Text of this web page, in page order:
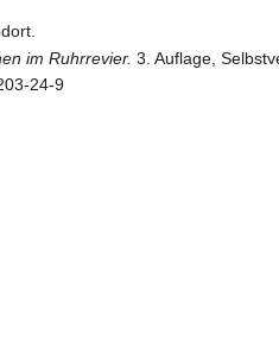
im Ruhrrevier. 3. Auflage,
24-9